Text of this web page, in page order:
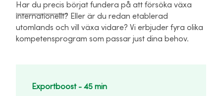
Har du precis börjat fundera på att försöka växa
internationellt? Eller är du redan etablerad
utomlands och vill växa vidare? Vi erbjuder fyra olika
kompetensprogram som passar just dina behov.
Exportboost - 45 min